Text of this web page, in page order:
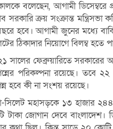
বলেছেন, আগামী ডিসেম্বরে
সরকারি ক্রয় সংক্রান্ত
হবে। আগামী জুনের মধ্যে
ঠিকাদার নিয়োগে বিলম্ব হতে
সালের ফেব্রুয়ারিতে সরকারের
পরিকল্পনা রয়েছে। তবে
হবে কী না সংশয় রয়েছে।
সিলেট মহাসড়কে ১৩ হাজার
টাকা জোগান দেবে বাংলাদেশ।